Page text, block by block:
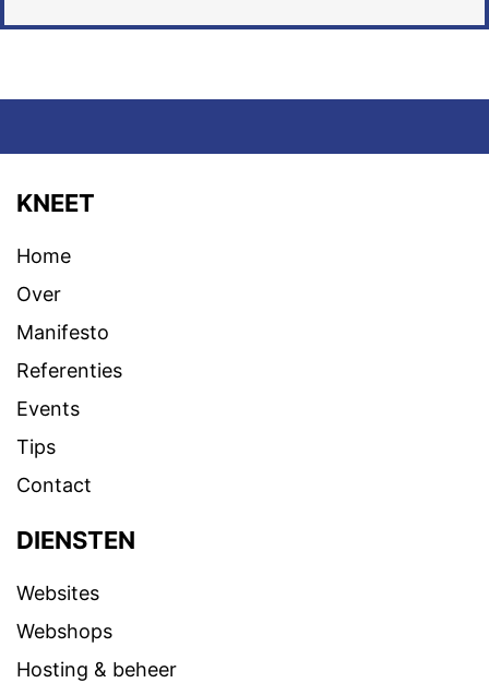
KNEET
Home
Over
Manifesto
Referenties
Events
Tips
Contact
DIENSTEN
Websites
Webshops
Hosting & beheer